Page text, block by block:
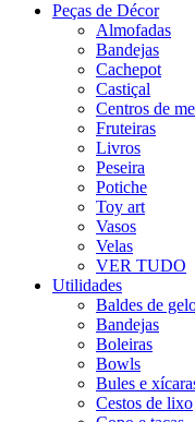
Peças de Décor
Almofadas
Bandejas
Cachepot
Castiçal
Centros de
Fruteiras
Livros
Peseira
Potiche
Toy art
Vasos
Velas
VER TUDO
Utilidades
Baldes de
Bandejas
Boleiras
Bowls
Bules e
Cestos de lixo